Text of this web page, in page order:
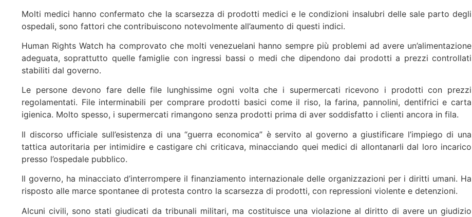
Molti medici hanno confermato che la scarsezza di prodotti medici e le condizioni insalubri delle sale parto degli
ospedali, sono fattori che contribuiscono notevolmente all’aumento di questi indici.
Human Rights Watch ha comprovato che molti venezuelani hanno sempre più problemi ad avere un’alimentazione
adeguata, soprattutto quelle famiglie con ingressi bassi o medi che dipendono dai prodotti a prezzi controllati
stabiliti dal governo.
Le persone devono fare delle file lunghissime ogni volta che i supermercati ricevono i prodotti con prezzi
regolamentati. File interminabili per comprare prodotti basici come il riso, la farina, pannolini, dentifrici e carta
igienica. Molto spesso, i supermercati rimangono senza prodotti prima di aver soddisfatto i clienti ancora in fila.
Il discorso ufficiale sull’esistenza di una “guerra economica” è servito al governo a giustificare l’impiego di una
tattica autoritaria per intimidire e castigare chi criticava, minacciando quei medici di allontanarli dal loro incarico
presso l’ospedale pubblico.
Il governo, ha minacciato d’interrompere il finanziamento internazionale delle organizzazioni per i diritti umani. Ha
risposto alle marce spontanee di protesta contro la scarsezza di prodotti, con repressioni violente e detenzioni.
Alcuni civili, sono stati giudicati da tribunali militari, ma costituisce una violazione al diritto di avere un giudizio